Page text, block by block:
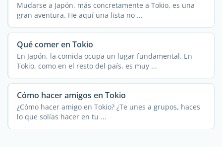
Mudarse a Japón, más concretamente a Tokio, es una
gran aventura. He aquí una lista no ...
Qué comer en Tokio
En Japón, la comida ocupa un lugar fundamental. En
Tokio, como en el resto del país, es muy ...
Cómo hacer amigos en Tokio
¿Cómo hacer amigo en Tokio? ¿Te unes a grupos, haces
lo que solías hacer en tu ...